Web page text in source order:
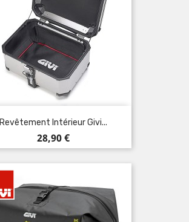
Revêtement Intérieur Givi...
Prix
28,90 €